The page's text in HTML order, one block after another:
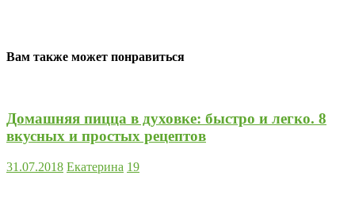
Вам также может понравиться
Домашняя пицца в духовке: быстро и легко. 8
вкусных и простых рецептов
31.07.2018 Екатерина 19